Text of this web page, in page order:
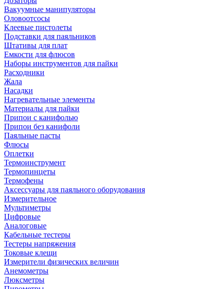
Вакуумные манипуляторы
Оловоотсосы
Клеевые пистолеты
Подставки для паяльников
Штативы для плат
Емкости для флюсов
Наборы инструментов для пайки
Расходники
Жала
Насадки
Нагревательные элементы
Материалы для пайки
Припои с канифолью
Припои без канифоли
Паяльные пасты
Флюсы
Оплетки
Термоинструмент
Термопинцеты
Термофены
Аксессуары для паяльного оборудования
Измерительное
Мультиметры
Цифровые
Аналоговые
Кабельные тестеры
Тестеры напряжения
Токовые клещи
Измерители физических величин
Анемометры
Люксметры